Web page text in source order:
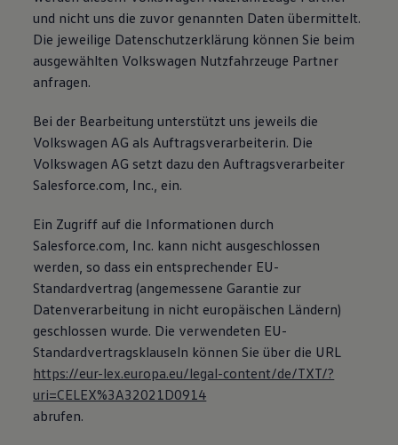
75 Jahre Bulli Jubiläum
Bulli Magazin
Fahrzeugabholung ab Werk
und nicht uns die zuvor genannten Daten übermittelt.
Die jeweilige Datenschutzerklärung können Sie beim
ausgewählten Volkswagen Nutzfahrzeuge Partner
anfragen.
Bei der Bearbeitung unterstützt uns jeweils die
Volkswagen AG als Auftragsverarbeiterin. Die
Volkswagen AG setzt dazu den Auftragsverarbeiter
Salesforce.com, Inc., ein.
Ein Zugriff auf die Informationen durch
Salesforce.com, Inc. kann nicht ausgeschlossen
werden, so dass ein entsprechender EU-
Standardvertrag (angemessene Garantie zur
Datenverarbeitung in nicht europäischen Ländern)
geschlossen wurde. Die verwendeten EU-
Standardvertragsklauseln können Sie über die URL
https://eur-lex.europa.eu/legal-content/de/TXT/?
uri=CELEX%3A32021D0914
abrufen.